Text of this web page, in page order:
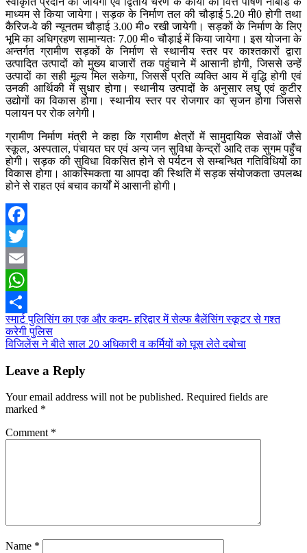
माध्यम से किया जायेगा। सड़क के निर्माण तल की चौड़ाई 5.20 मी0 होगी तथा
कैरिज-वे की न्यूनतम चौड़ाई 3.00 मी० रखी जायेगी। सड़कों के निर्माण के लिए
भूमि का अधिग्रहण सामान्यतः 7.00 मी० चौड़ाई में किया जायेगा। इस योजना के
अन्तर्गत ग्रामीण सड़कों के निर्माण से स्थानीय स्तर पर काश्तकारों द्वारा
उत्पादित उत्पादों को मुख्य बाजारों तक पहुंचाने में आसानी होगी, जिससे उन्हें
उत्पादों का सही मूल्य मिल सकेगा, जिससे प्रति व्यक्ति आय में वृद्धि होगी एवं
उनकी आर्थिकी में सुधार होगा। स्थानीय उत्पादों के अनुसार लघु एवं कुटीर
उद्योगों का विकास होगा। स्थानीय स्तर पर रोजगार का सृजन होगा जिससे
पलायन पर रोक लगेगी।
ग्रामीण निर्माण मंत्री ने कहा कि ग्रामीण क्षेत्रों में सामुदायिक सेवाओं जैसे
स्कूल, अस्पताल, पंचायत घर एवं अन्य जन सुविधा केन्द्रों आदि तक सुगम पहुँच
होगी। सड़क की सुविधा विकसित होने से पर्यटन से सम्बन्धित गतिविधियों का
विकास होगा। आकस्मिकता या आपदा की स्थिति में सड़क संयोजकता उपलब्ध
होने से राहत एवं बचाव कार्यों में आसानी होगी।
Facebook
Twitter
Email
WhatsApp
Share
Post
navigation
स्मार्ट पुलिसिंग का एक और कदम- हरिद्वार में सेल्फ बैलेंसिंग स्कूटर से गश्त
करेगी पुलिस
विजिलेंस ने बीते साल 20 अधिकारी व कर्मियों को घूस लेते दबोचा
Leave a Reply
Your email address will not be published. Required fields are
marked *
Comment *
Name *